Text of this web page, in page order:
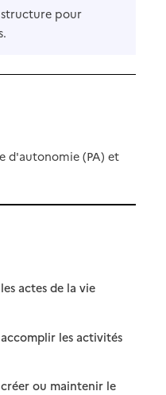
pour
d'autonomie (PA) et
actes de la vie
les activités
ou maintenir le